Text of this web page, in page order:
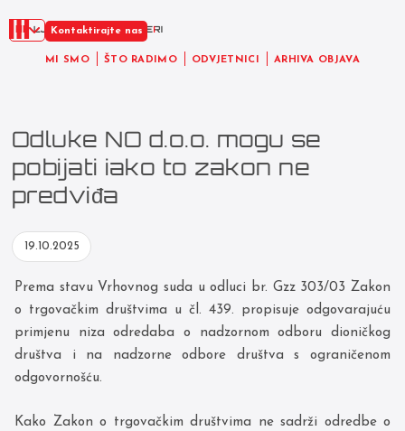
MI SMO ŠTO RADIMO ODVJETNICI ARHIVA OBJAVA
Kontaktirajte nas
Odluke NO d.o.o. mogu se
pobijati iako to zakon ne
predviđa
19.10.2025
Prema stavu Vrhovnog suda u odluci br. Gzz 303/03 Zakon
o trgovačkim društvima u čl. 439. propisuje odgovarajuću
primjenu niza odredaba o nadzornom odboru dioničkog
društva i na nadzorne odbore društva s ograničenom
odgovornošću.
Kako Zakon o trgovačkim društvima ne sadrži odredbe o